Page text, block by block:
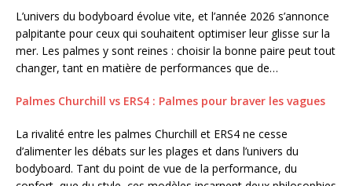
L’univers du bodyboard évolue vite, et l’année 2026 s’annonce
palpitante pour ceux qui souhaitent optimiser leur glisse sur la
mer. Les palmes y sont reines : choisir la bonne paire peut tout
changer, tant en matière de performances que de…
Palmes Churchill vs ERS4 : Palmes pour braver les vagues
La rivalité entre les palmes Churchill et ERS4 ne cesse
d’alimenter les débats sur les plages et dans l’univers du
bodyboard. Tant du point de vue de la performance, du